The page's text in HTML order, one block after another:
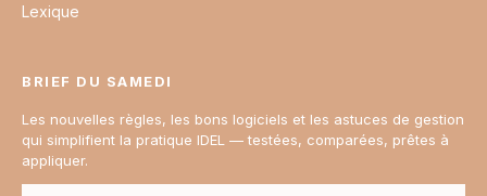
Lexique
BRIEF DU SAMEDI
Les nouvelles règles, les bons logiciels et les astuces de gestion
qui simplifient la pratique IDEL — testées, comparées, prêtes à
appliquer.